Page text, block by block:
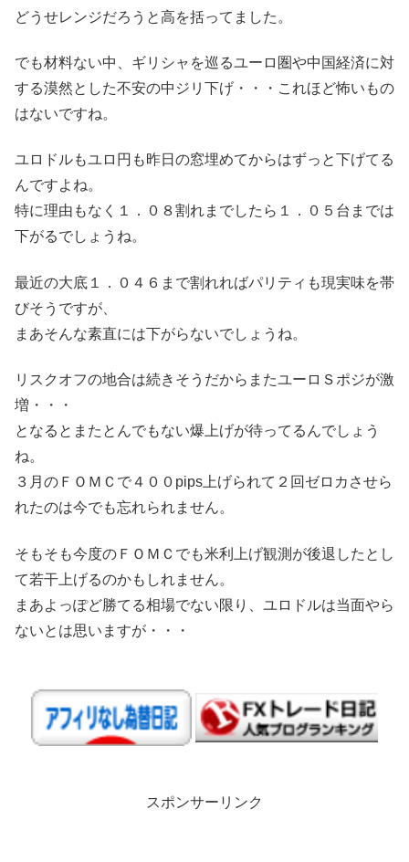
どうせレンジだろうと高を括ってました。
でも材料ない中、ギリシャを巡るユーロ圏や中国経済に対
する漠然とした不安の中ジリ下げ・・・これほど怖いもの
はないですね。
ユロドルもユロ円も昨日の窓埋めてからはずっと下げてる
んですよね。
特に理由もなく１．０８割れまでしたら１．０５台までは
下がるでしょうね。
最近の大底１．０４６まで割れればパリティも現実味を帯
びそうですが、
まあそんな素直には下がらないでしょうね。
リスクオフの地合は続きそうだからまたユーロＳポジが激
増・・・
となるとまたとんでもない爆上げが待ってるんでしょう
ね。
３月のＦＯＭＣで４００pips上げられて２回ゼロカさせら
れたのは今でも忘れられません。
そもそも今度のＦＯＭＣでも米利上げ観測が後退したとし
て若干上げるのかもしれません。
まあよっぽど勝てる相場でない限り、ユロドルは当面やら
ないとは思いますが・・・
スポンサーリンク